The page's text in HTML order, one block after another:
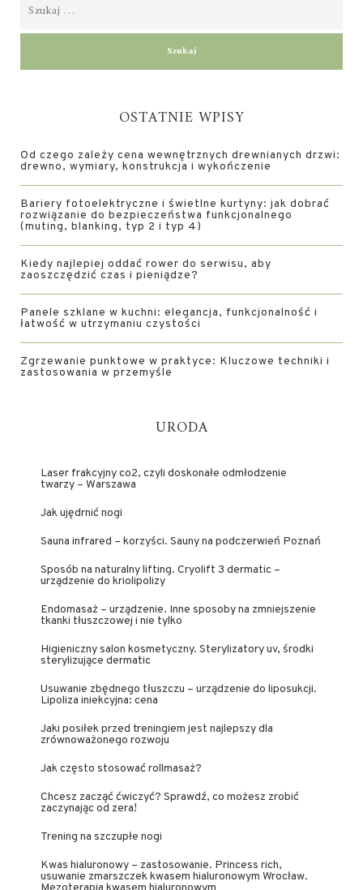
OSTATNIE WPISY
Od czego zależy cena wewnętrznych drewnianych drzwi:
drewno, wymiary, konstrukcja i wykończenie
Bariery fotoelektryczne i świetlne kurtyny: jak dobrać
rozwiązanie do bezpieczeństwa funkcjonalnego
(muting, blanking, typ 2 i typ 4)
Kiedy najlepiej oddać rower do serwisu, aby
zaoszczędzić czas i pieniądze?
Panele szklane w kuchni: elegancja, funkcjonalność i
łatwość w utrzymaniu czystości
Zgrzewanie punktowe w praktyce: Kluczowe techniki i
zastosowania w przemyśle
URODA
Laser frakcyjny co2, czyli doskonałe odmłodzenie
twarzy – Warszawa
Jak ujędrnić nogi
Sauna infrared – korzyści. Sauny na podczerwień Poznań
Sposób na naturalny lifting. Cryolift 3 dermatic –
urządzenie do kriolipolizy
Endomasaż – urządzenie. Inne sposoby na zmniejszenie
tkanki tłuszczowej i nie tylko
Higieniczny salon kosmetyczny. Sterylizatory uv, środki
sterylizujące dermatic
Usuwanie zbędnego tłuszczu – urządzenie do liposukcji.
Lipoliza iniekcyjna: cena
Jaki posiłek przed treningiem jest najlepszy dla
zrównoważonego rozwoju
Jak często stosować rollmasaż?
Chcesz zacząć ćwiczyć? Sprawdź, co możesz zrobić
zaczynając od zera!
Trening na szczupłe nogi
Kwas hialuronowy – zastosowanie. Princess rich,
usuwanie zmarszczek kwasem hialuronowym Wrocław.